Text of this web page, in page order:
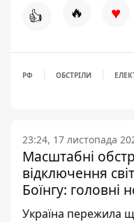
👍 🔥 ♥
РФ ОБСТРІЛИ
23:24, 17 листопада
Масштабні
відключення
Боїнгу: головні
Україна пережила